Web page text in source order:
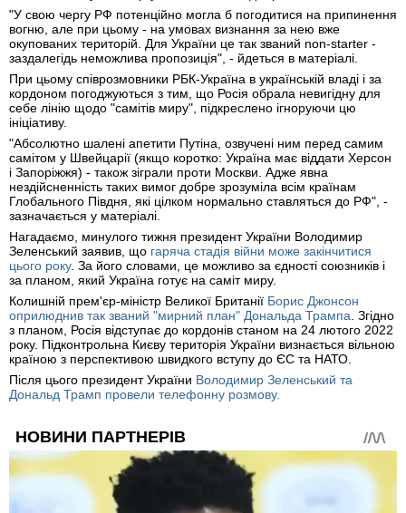
"У свою чергу РФ потенційно могла б погодитися на припинення
вогню, але при цьому - на умовах визнання за нею вже
окупованих територій. Для України це так званий non-starter -
заздалегідь неможлива пропозиція", - йдеться в матеріалі.
При цьому співрозмовники РБК-Україна в українській владі і за
кордоном погоджуються з тим, що Росія обрала невигідну для
себе лінію щодо "самітів миру", підкреслено ігноруючи цю
ініціативу.
"Абсолютно шалені апетити Путіна, озвучені ним перед самим
самітом у Швейцарії (якщо коротко: Україна має віддати Херсон
і Запоріжжя) - також зіграли проти Москви. Адже явна
нездійсненність таких вимог добре зрозуміла всім країнам
Глобального Півдня, які цілком нормально ставляться до РФ", -
зазначається у матеріалі.
Нагадаємо, минулого тижня президент України Володимир
Зеленський заявив, що гаряча стадія війни може закінчитися
цього року. За його словами, це можливо за єдності союзників і
за планом, який Україна готує на саміт миру.
Колишній прем'єр-міністр Великої Британії Борис Джонсон
оприлюднив так званий "мирний план" Дональда Трампа . Згідно
з планом, Росія відступає до кордонів станом на 24 лютого 2022
року. Підконтрольна Києву територія України визнається вільною
країною з перспективою швидкого вступу до ЄС та НАТО.
Після цього президент України Володимир Зеленський та
Дональд Трамп провели телефонну розмову.